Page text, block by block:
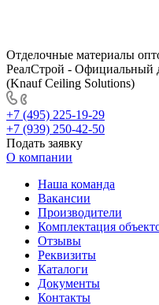
Отделочные материалы
РеалСтрой - Официальный
(Knauf Ceiling Solutions)
+7 (495) 225-19-29
+7 (939) 250-42-50
Подать заявку
О компании
Наша команда
Вакансии
Производители
Комплектация
Отзывы
Реквизиты
Каталоги
Документы
Контакты